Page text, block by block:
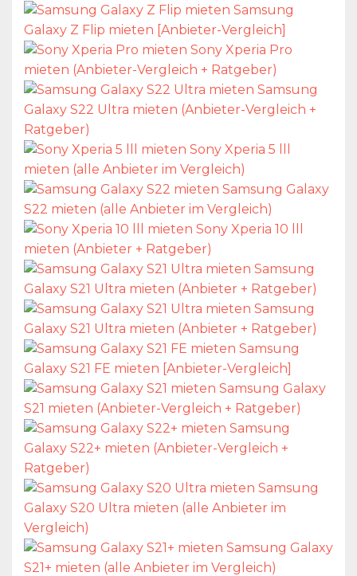
Samsung
Galaxy Z Flip mieten [Anbieter-Vergleich]
Sony Xperia Pro
mieten (Anbieter-Vergleich + Ratgeber)
Samsung
Galaxy S22 Ultra mieten (Anbieter-Vergleich +
Ratgeber)
Sony Xperia 5 lll
mieten (alle Anbieter im Vergleich)
Samsung Galaxy
S22 mieten (alle Anbieter im Vergleich)
Sony Xperia 10 lll
mieten (Anbieter + Ratgeber)
Samsung
Galaxy S21 Ultra mieten (Anbieter + Ratgeber)
Samsung
Galaxy S21 Ultra mieten (Anbieter + Ratgeber)
Samsung
Galaxy S21 FE mieten [Anbieter-Vergleich]
Samsung Galaxy
S21 mieten (Anbieter-Vergleich + Ratgeber)
Samsung
Galaxy S22+ mieten (Anbieter-Vergleich +
Ratgeber)
Samsung
Galaxy S20 Ultra mieten (alle Anbieter im
Vergleich)
Samsung Galaxy
S21+ mieten (alle Anbieter im Vergleich)